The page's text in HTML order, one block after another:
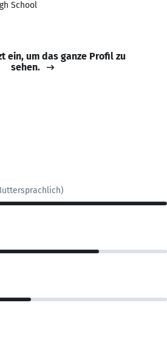
School
ein, um das ganze Profil zu
sehen.